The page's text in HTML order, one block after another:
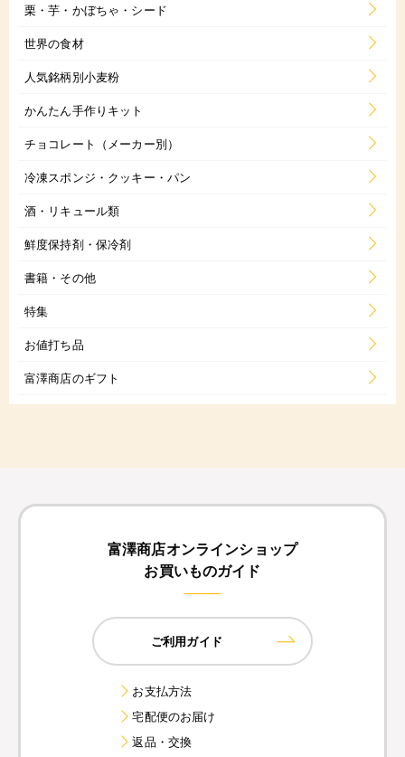
栗・芋・かぼちゃ・シード
世界の食材
人気銘柄別小麦粉
かんたん手作りキット
チョコレート（メーカー別）
冷凍スポンジ・クッキー・パン
酒・リキュール類
鮮度保持剤・保冷剤
書籍・その他
特集
お値打ち品
富澤商店のギフト
富澤商店オンラインショップ
お買いものガイド
ご利用ガイド
お支払方法
宅配便のお届け
返品・交換